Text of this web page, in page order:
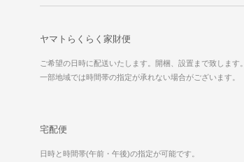
ヤマトらくらく家財便
ご希望の日時に配送いたします。開梱、設置まで致します。
一部地域では時間帯の指定が承れない場合がございます。
宅配便
日時と時間帯(午前・午後)の指定が可能です。